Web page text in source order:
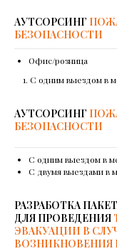
АУТСОРСИНГ
БЕЗОПАСНОСТИ
Офис/розница
С одним выездом в
АУТСОРСИНГ
БЕЗОПАСНОСТИ
С одним выездом в
С двумя выездами в
РАЗРАБОТКА
ДЛЯ ПРОВЕДЕНИЯ
ЭВАКУАЦИИ В
ВОЗНИКНОВЕНИЯ